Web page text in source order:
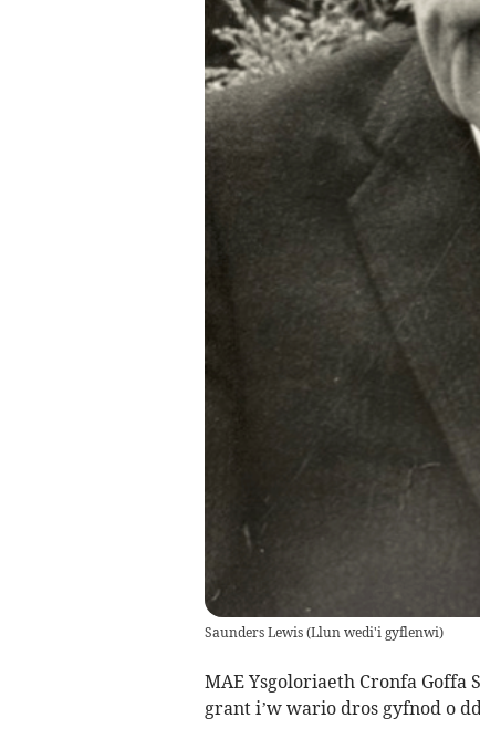
Saunders Lewis(Llun wedi'i gyflenwi)
MAE Ysgoloriaeth Cronfa Goffa
grant i’w wario dros gyfnod o